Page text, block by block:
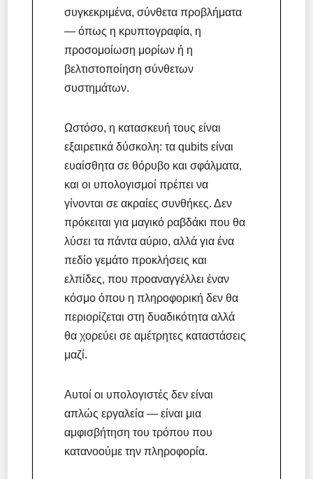
συγκεκριμένα, σύνθετα προβλήματα
— όπως η κρυπτογραφία, η
προσομοίωση μορίων ή η
βελτιστοποίηση σύνθετων
συστημάτων.
Ωστόσο, η κατασκευή τους είναι
εξαιρετικά δύσκολη: τα qubits είναι
ευαίσθητα σε θόρυβο και σφάλματα,
και οι υπολογισμοί πρέπει να
γίνονται σε ακραίες συνθήκες. Δεν
πρόκειται για μαγικό ραβδάκι που θα
λύσει τα πάντα αύριο, αλλά για ένα
πεδίο γεμάτο προκλήσεις και
ελπίδες, που προαναγγέλλει έναν
κόσμο όπου η πληροφορική δεν θα
περιορίζεται στη δυαδικότητα αλλά
θα χορεύει σε αμέτρητες καταστάσεις
μαζί.
Αυτοί οι υπολογιστές δεν είναι
απλώς εργαλεία — είναι μια
αμφισβήτηση του τρόπου που
κατανοούμε την πληροφορία.